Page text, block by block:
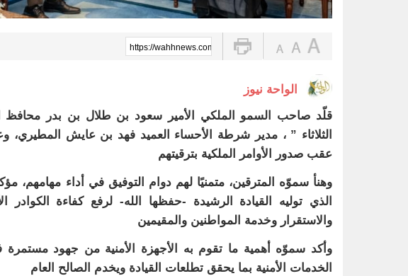
https://wahhnews.com/?p=105266
الواحة نيوز
قلّد صاحب السمو الملكي الأمير سعود بن طلال بن بدر محافظ
الثلاثاء ” ، مدير شرطة الأحساء العميد فهد بن عايش
عقب صدور الأوامر الملكية بترقيتهم
وهنأ سموّه المترقين، متمنيًا لهم دوام التوفيق في أداء مهامهم،
الذي توليه القيادة الرشيدة -حفظها الله- لرفع كفاءة الكوادر
والاستقرار وخدمة المواطنين والمقيمين
وأكد سموّه أهمية ما تقوم به الأجهزة الأمنية من جهود
الخدمات الأمنية بما يحقق تطلعات القيادة ويخدم الصالح العام